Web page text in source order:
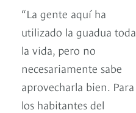
“La gente aquí ha
utilizado la guadua toda
la vida, pero no
necesariamente sabe
aprovecharla bien. Para
los habitantes del